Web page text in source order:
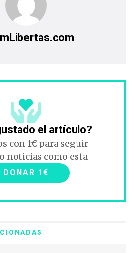
el artículo?
con 1€ para seguir
noticias como esta
DONAR 1€